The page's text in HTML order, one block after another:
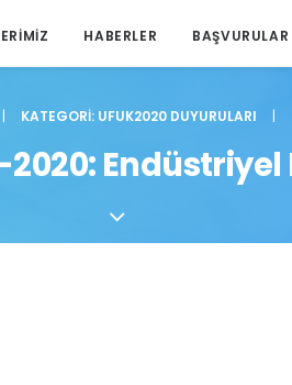
HABERLER BAŞVURULAR
| KATEGORI: UFUK2020 DUYURULARI |
Endüstriyel